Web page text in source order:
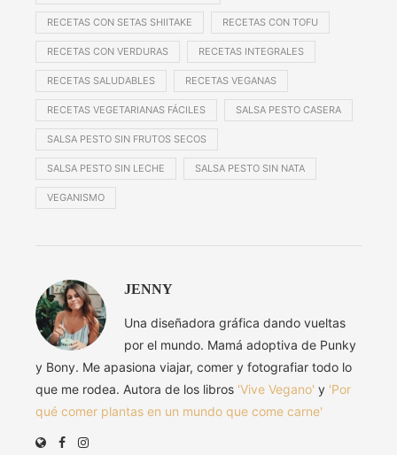
RECETAS CON SETAS SHIITAKE RECETAS CON TOFU
RECETAS CON VERDURAS RECETAS INTEGRALES
RECETAS SALUDABLES RECETAS VEGANAS
RECETAS VEGETARIANAS FÁCILES SALSA PESTO CASERA
SALSA PESTO SIN FRUTOS SECOS
SALSA PESTO SIN LECHE SALSA PESTO SIN NATA
VEGANISMO
JENNY
Una diseñadora gráfica dando vueltas
por el mundo. Mamá adoptiva de Punky
y Bony. Me apasiona viajar, comer y fotografiar todo lo
que me rodea. Autora de los libros 'Vive Vegano' y 'Por
qué comer plantas en un mundo que come carne'